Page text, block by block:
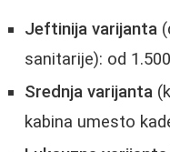
Jeftinija varijanta
sanitarije): od
Srednja varijanta
kabina umesto